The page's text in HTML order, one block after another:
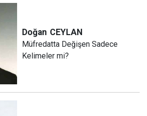
Doğan CEYLAN
Müfredatta Değişen Sadece
Kelimeler mi?